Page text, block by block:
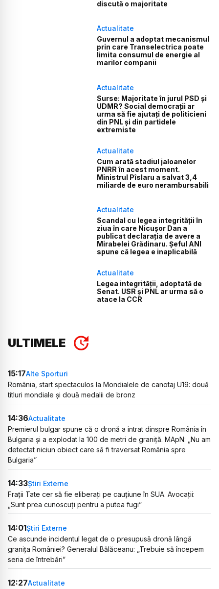
discută o majoritate
Actualitate
Guvernul a adoptat mecanismul
prin care Transelectrica poate
limita consumul de energie al
marilor companii
Actualitate
Surse: Majoritate în jurul PSD și
UDMR? Social democrații ar
urma să fie ajutați de politicieni
din PNL și din partidele
extremiste
Actualitate
Cum arată stadiul jaloanelor
PNRR în acest moment.
Ministrul Pîslaru a salvat 3,4
miliarde de euro nerambursabili
Actualitate
Scandal cu legea integrității în
ziua în care Nicușor Dan a
publicat declarația de avere a
Mirabelei Grădinaru. Șeful ANI
spune că legea e inaplicabilă
Actualitate
Legea integrității, adoptată de
Senat. USR și PNL ar urma să o
atace la CCR
ULTIMELE
15:17Alte Sporturi
România, start spectaculos la Mondialele de canotaj U19: două
titluri mondiale și două medalii de bronz
14:36Actualitate
Premierul bulgar spune că o dronă a intrat dinspre România în
Bulgaria și a explodat la 100 de metri de graniță. MApN: „Nu am
detectat niciun obiect care să fi traversat România spre
Bulgaria”
14:33Știri Externe
Frații Tate cer să fie eliberați pe cauțiune în SUA. Avocații:
„Sunt prea cunoscuți pentru a putea fugi”
14:01Știri Externe
Ce ascunde incidentul legat de o presupusă dronă lângă
granița României? Generalul Bălăceanu: „Trebuie să începem
seria de întrebări”
12:27Actualitate